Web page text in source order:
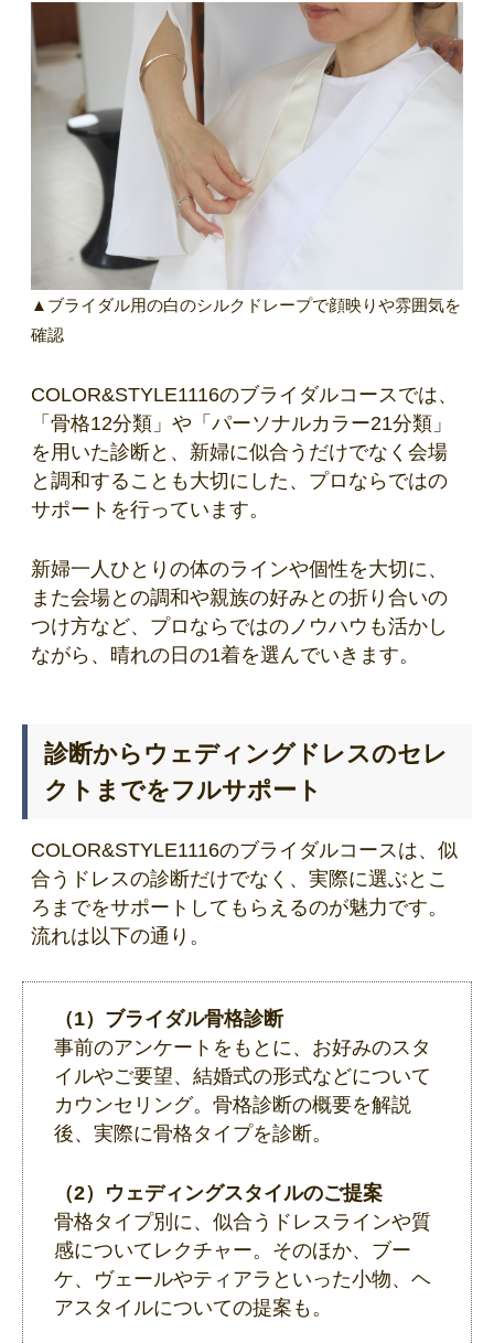
▲ブライダル用の白のシルクドレープで顔映りや雰囲気を
確認
COLOR&STYLE1116のブライダルコースでは、
「骨格12分類」や「パーソナルカラー21分類」
を用いた診断と、新婦に似合うだけでなく会場
と調和することも大切にした、プロならではの
サポートを行っています。
新婦一人ひとりの体のラインや個性を大切に、
また会場との調和や親族の好みとの折り合いの
つけ方など、プロならではのノウハウも活かし
ながら、晴れの日の1着を選んでいきます。
診断からウェディングドレスのセレ
クトまでをフルサポート
COLOR&STYLE1116のブライダルコースは、似
合うドレスの診断だけでなく、実際に選ぶとこ
ろまでをサポートしてもらえるのが魅力です。
流れは以下の通り。
（1）ブライダル骨格診断
事前のアンケートをもとに、お好みのスタ
イルやご要望、結婚式の形式などについて
カウンセリング。骨格診断の概要を解説
後、実際に骨格タイプを診断。
（2）ウェディングスタイルのご提案
骨格タイプ別に、似合うドレスラインや質
感についてレクチャー。そのほか、ブー
ケ、ヴェールやティアラといった小物、ヘ
アスタイルについての提案も。